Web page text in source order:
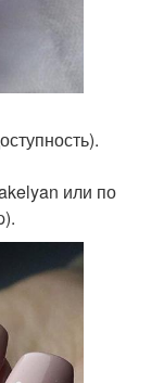
или по